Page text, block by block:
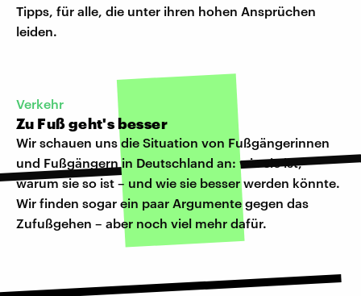
Tipps, für alle, die unter ihren hohen Ansprüchen
leiden.
Verkehr
Zu Fuß geht's besser
Wir schauen uns die Situation von Fußgängerinnen
und Fußgängern in Deutschland an: wie sie ist,
warum sie so ist – und wie sie besser werden könnte.
Wir finden sogar ein paar Argumente gegen das
Zufußgehen – aber noch viel mehr dafür.